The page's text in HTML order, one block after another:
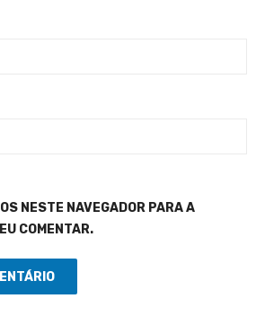
NESTE NAVEGADOR PARA A
COMENTAR.